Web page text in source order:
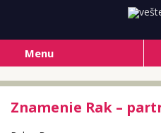
Menu
Znamenie Rak –